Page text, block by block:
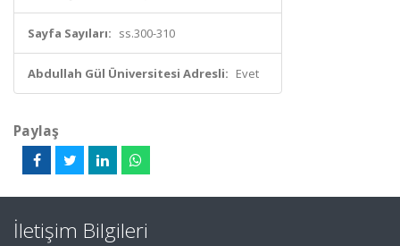
Sayfa Sayıları: ss.300-310
Abdullah Gül Üniversitesi Adresli: Evet
Paylaş
İletişim Bilgileri